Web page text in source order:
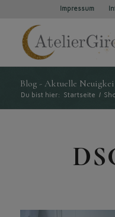
Impressum
Blog - Aktuelle
Du bist hier: Startseite /